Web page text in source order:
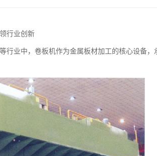
行业创新
行业中，卷板机作为金属板材加工的核心设备